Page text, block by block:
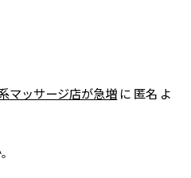
マッサージ店が急増 に 匿名 よ